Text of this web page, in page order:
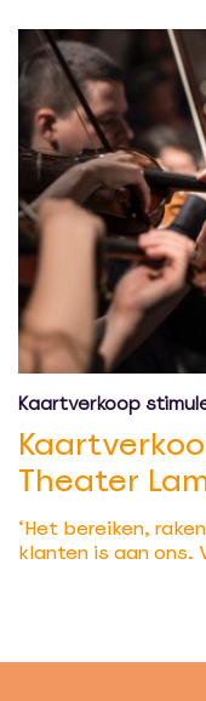
Kaartverkoop
Theater
‘Het bereiken,
klanten is aan ons.